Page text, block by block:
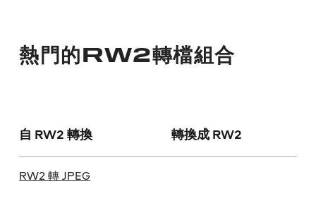
熱門的RW2轉檔組合
自 RW2 轉換 轉換成 RW2
RW2 轉 JPEG